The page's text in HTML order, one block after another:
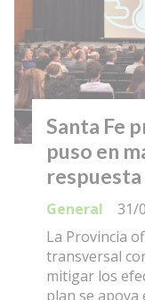
Santa Fe
puso en
General
31/
La Provincia
transversal
mitigar los
plan se apoya